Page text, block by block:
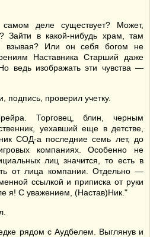
деле существует? Может,
Зайти в какой-нибудь храм, там
взывая? Или он себя богом не
Наставника Старший даже
ведь изображать эти чувства —
подпись, проверил учетку.
Торговец, блин, черным
уехавший еще в детстве,
СОД-а последние семь лет, до
компаниях. Особенно не
лиц значится, то есть в
от лица компании. Отдельно —
ссылкой и приписка от руки
я! С уважением, (Настав)Ник."
рядом с Аудбелем. Выглянув и